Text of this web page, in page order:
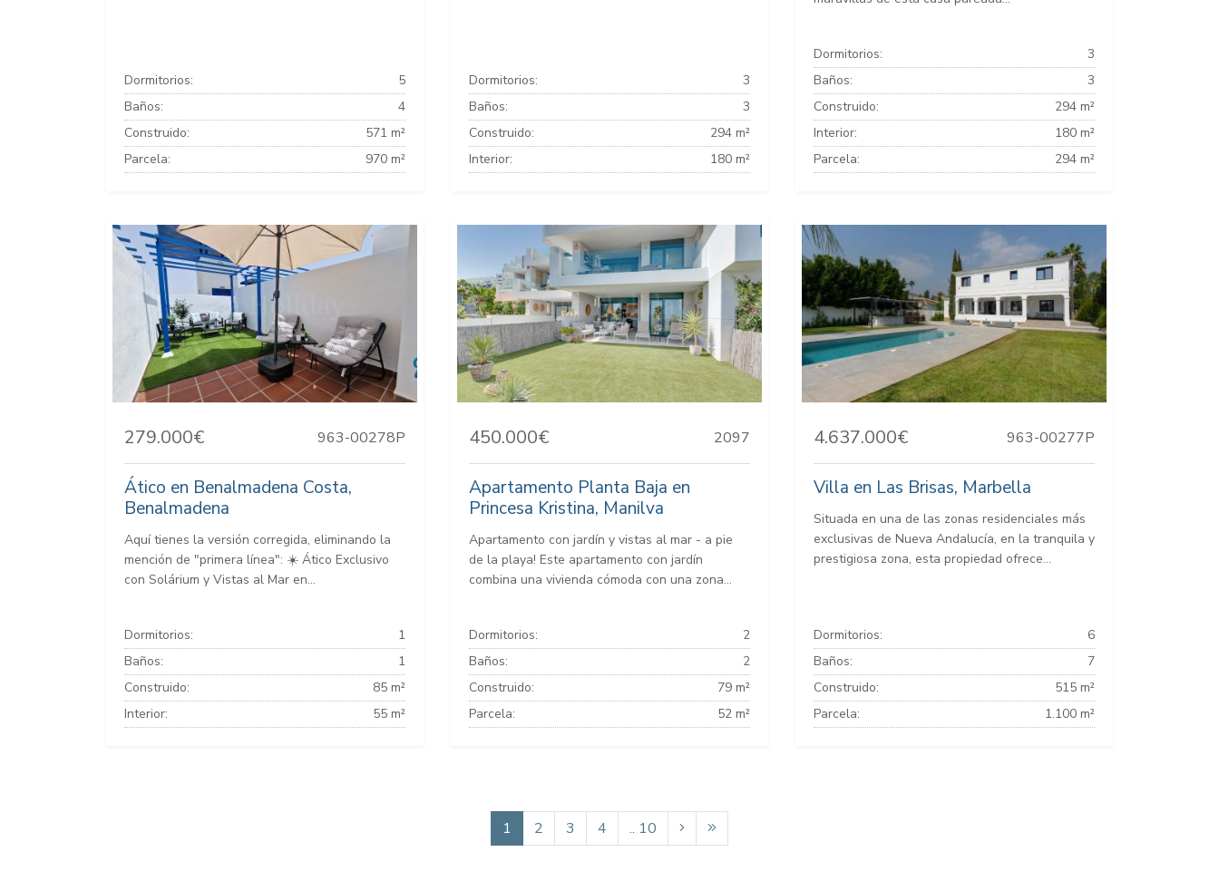
Dormitorios:
5
Baños:
4
Construido:
571 m²
Parcela:
970 m²
Dormitorios:
3
Baños:
3
Construido:
294 m²
Interior:
180 m²
Dormitorios:
3
Baños:
3
Construido:
294 m²
Interior:
180 m²
Parcela:
294 m²
279.000€ 963-00278P
Ático en Benalmadena Costa,
Benalmadena
Aquí tienes la versión corregida, eliminando la
mención de "primera línea": ☀️ Ático Exclusivo
con Solárium y Vistas al Mar en...
Dormitorios:
1
Baños:
1
Construido:
85 m²
Interior:
55 m²
450.000€ 2097
Apartamento Planta Baja en
Princesa Kristina, Manilva
Apartamento con jardín y vistas al mar - a pie
de la playa! Este apartamento con jardín
combina una vivienda cómoda con una zona...
Dormitorios:
2
Baños:
2
Construido:
79 m²
Parcela:
52 m²
4.637.000€ 963-00277P
Villa en Las Brisas, Marbella
Situada en una de las zonas residenciales más
exclusivas de Nueva Andalucía, en la tranquila y
prestigiosa zona, esta propiedad ofrece...
Dormitorios:
6
Baños:
7
Construido:
515 m²
Parcela:
1.100 m²
1 2 3 4 .. 10